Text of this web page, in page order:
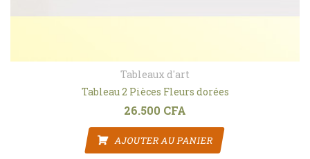
Tableaux d'art
Tableau 2 Pièces Fleurs dorées
26.500 CFA
AJOUTER AU PANIER